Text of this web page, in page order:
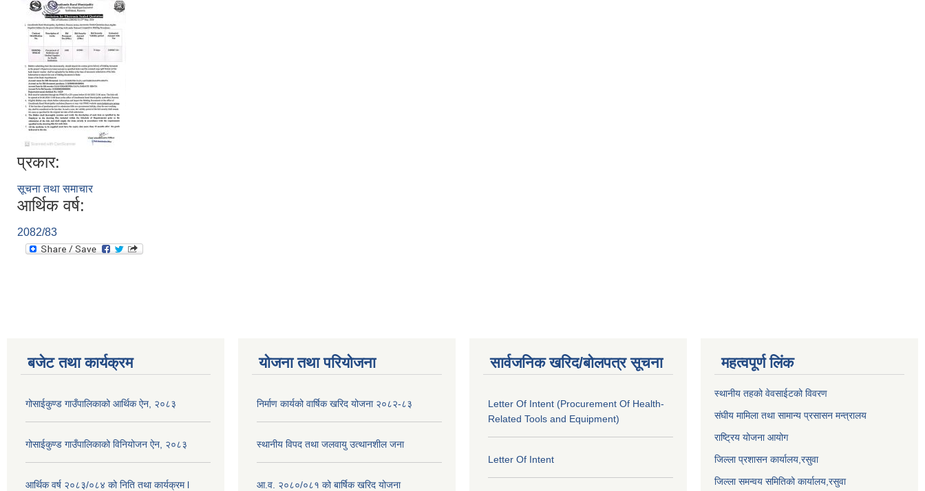
प्रकार:
सूचना तथा समाचार
आर्थिक वर्ष:
2082/83
बजेट तथा कार्यक्रम
गोसाईकुण्ड गाउँपालिकाको आर्थिक ऐन, २०८३
गोसाईकुण्ड गाउँपालिकाको विनियोजन ऐन, २०८३
आर्थिक वर्ष २०८३/०८४ को निति तथा कार्यक्रम l
योजना तथा परियोजना
निर्माण कार्यको वार्षिक खरिद योजना २०८२-८३
स्थानीय विपद तथा जलवायु उत्थानशील जना
आ.व. २०८०/०८१ को बार्षिक खरिद योजना
सार्वजनिक खरिद/बोलपत्र सूचना
Letter Of Intent (Procurement Of Health-
Related Tools and Equipment)
Letter Of Intent
महत्वपूर्ण लिंक
स्थानीय तहको वेवसाईटको विवरण
संघीय मामिला तथा सामान्य प्रसासन मन्त्रालय
राष्ट्रिय योजना आयोग
जिल्ला प्रशासन कार्यालय, रसुवा
जिल्ला समन्वय समितिको कार्यालय, रसुवा